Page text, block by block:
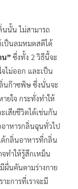
นั้น ไม่สามารถ
เป็นลมหมดสติได้
น” ซึ่งทั้ง 2 วิธีนี้จะ
ไม่ออก และเป็น
นก๊าซพิษ ซึ่งนั่นจะ
ยใจ กระทั่งทำให้
เสียชีวิตได้เช่นกัน
าหารกลิ่นฉุนทั่วไป
ด้กลิ่นอาหารที่กลิ่น
ทำให้รู้สึกเหม็น
ผื่นคันตามร่างกาย
ะการที่เราจะมี